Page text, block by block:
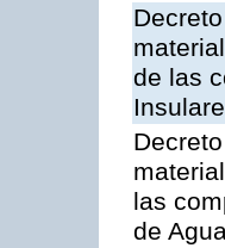
de las
las
de